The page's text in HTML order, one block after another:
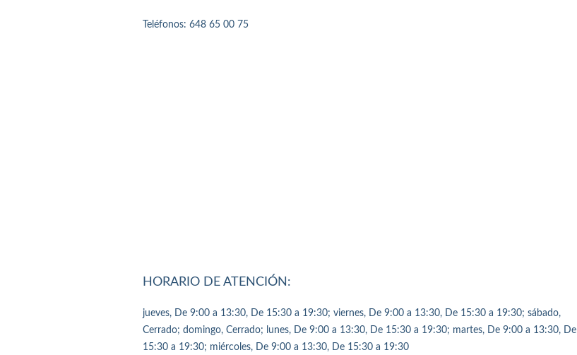
Teléfonos: 648 65 00 75
HORARIO DE ATENCIÓN:
jueves, De 9:00 a 13:30, De 15:30 a 19:30; viernes, De 9:00 a 13:30, De 15:30 a 19:30; sábado,
Cerrado; domingo, Cerrado; lunes, De 9:00 a 13:30, De 15:30 a 19:30; martes, De 9:00 a 13:30, De
15:30 a 19:30; miércoles, De 9:00 a 13:30, De 15:30 a 19:30